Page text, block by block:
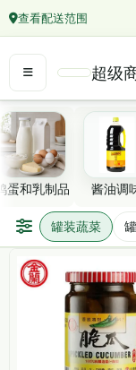
查看配送范围
超级
精选分类
蛋和乳制品 酱油调
罐装
筛选/排序
罐装蔬菜